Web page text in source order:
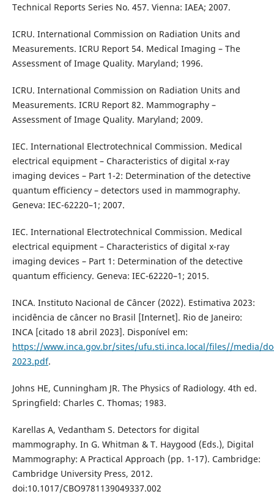
Technical Reports Series No. 457. Vienna: IAEA; 2007.
ICRU. International Commission on Radiation Units and
Measurements. ICRU Report 54. Medical Imaging – The
Assessment of Image Quality. Maryland; 1996.
ICRU. International Commission on Radiation Units and
Measurements. ICRU Report 82. Mammography –
Assessment of Image Quality. Maryland; 2009.
IEC. International Electrotechnical Commission. Medical
electrical equipment – Characteristics of digital x-ray
imaging devices – Part 1-2: Determination of the detective
quantum efficiency – detectors used in mammography.
Geneva: IEC-62220–1; 2007.
IEC. International Electrotechnical Commission. Medical
electrical equipment – Characteristics of digital x-ray
imaging devices – Part 1: Determination of the detective
quantum efficiency. Geneva: IEC-62220–1; 2015.
INCA. Instituto Nacional de Câncer (2022). Estimativa 2023:
incidência de câncer no Brasil [Internet]. Rio de Janeiro:
INCA [citado 18 abril 2023]. Disponível em:
https://www.inca.gov.br/sites/ufu.sti.inca.local/files//media/
2023.pdf.
Johns HE, Cunningham JR. The Physics of Radiology. 4th ed.
Springfield: Charles C. Thomas; 1983.
Karellas A, Vedantham S. Detectors for digital
mammography. In G. Whitman & T. Haygood (Eds.), Digital
Mammography: A Practical Approach (pp. 1-17). Cambridge:
Cambridge University Press, 2012.
doi:10.1017/CBO9781139049337.002